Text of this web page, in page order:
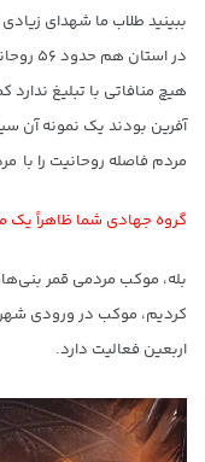
در
هیچ منافاتی با تبلیغ
آفرین بودند یک نمونه آن
مردم فاصله روحانیت را با
گروه جهادی شما ظاهراً
بله، موکب مردمی قمر
اربعین فعالیت دارد.